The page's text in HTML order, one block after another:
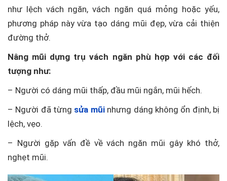
như lệch vách ngăn, vách ngăn quá mỏng hoặc yếu,
phương pháp này vừa tạo dáng mũi đẹp, vừa cải thiện
đường thở.
Nâng mũi dựng trụ vách ngăn phù hợp với các đối
tượng như:
– Người có dáng mũi thấp, đầu mũi ngắn, mũi hếch.
– Người đã từng sửa mũinhưng dáng không ổn định, bị
lệch, vẹo.
– Người gặp vấn đề về vách ngăn mũi gây khó thở,
nghẹt mũi.